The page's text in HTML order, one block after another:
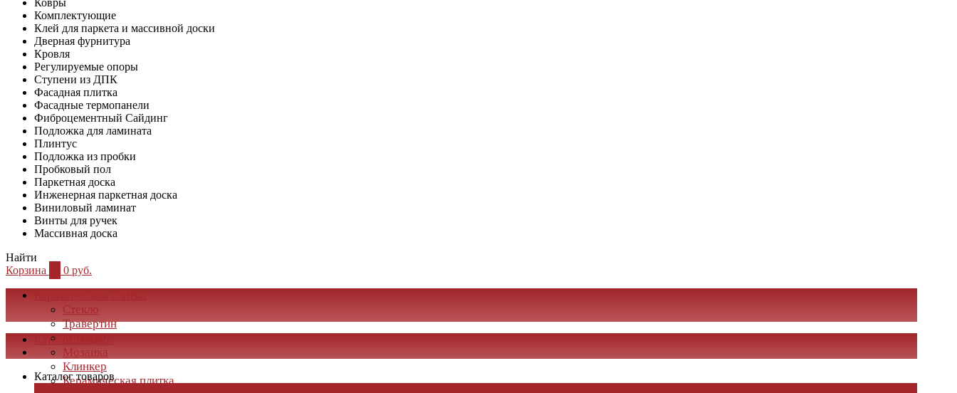
Ковры
Комплектующие
Клей для паркета и массивной доски
Дверная фурнитура
Кровля
Регулируемые опоры
Ступени из ДПК
Фасадная плитка
Фасадные термопанели
Фиброцементный Сайдинг
Подложка для ламината
Плинтус
Подложка из пробки
Пробковый пол
Паркетная доска
Инженерная паркетная доска
Виниловый ламинат
Винты для ручек
Массивная доска
Найти
Корзина
0 руб.
Стекло
Травертин
Мрамор
Мозаика
Клинкер
Керамическая плитка
Каталог товаров
Каталог товаров